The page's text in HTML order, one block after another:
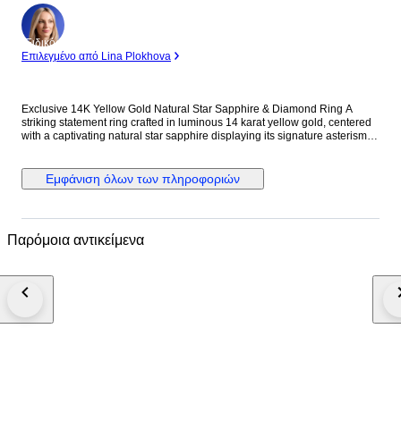
Ειδικός
Επιλεγμένο από Lina Plokhova
Exclusive 14K Yellow Gold Natural Star Sapphire & Diamond Ring A
striking statement ring crafted in luminous 14 karat yellow gold, centered
with a captivating natural star sapphire displaying its signature asterism
adding refined contrast and light. A bold yet elegant piece with impressive
weight and presence on the hand. Metal: 14K Yellow Gold Stones:
stones - Star Sapphire: 9.5 mm x 7.5 mm, Approx. 4.5 carats Weight: 14
DHL Express Worldwide, Estimated 2-3 Business Day Transit Time.
Εμφάνιση όλων των πληροφοριών
Παρόμοια αντικείμενα